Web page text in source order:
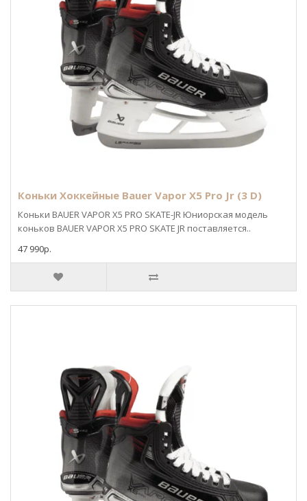
Коньки Хоккейные Bauer Vapor X5 Pro Jr (3 D)
Коньки BAUER VAPOR X5 PRO SKATE-JR Юниорская модель
коньков BAUER VAPOR X5 PRO SKATE JR поставляется..
47 990р.